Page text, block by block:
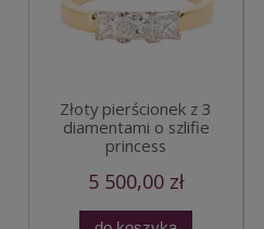
Złoty pierścionek z 3
diamentami o szlifie
princess
5 500,00 zł